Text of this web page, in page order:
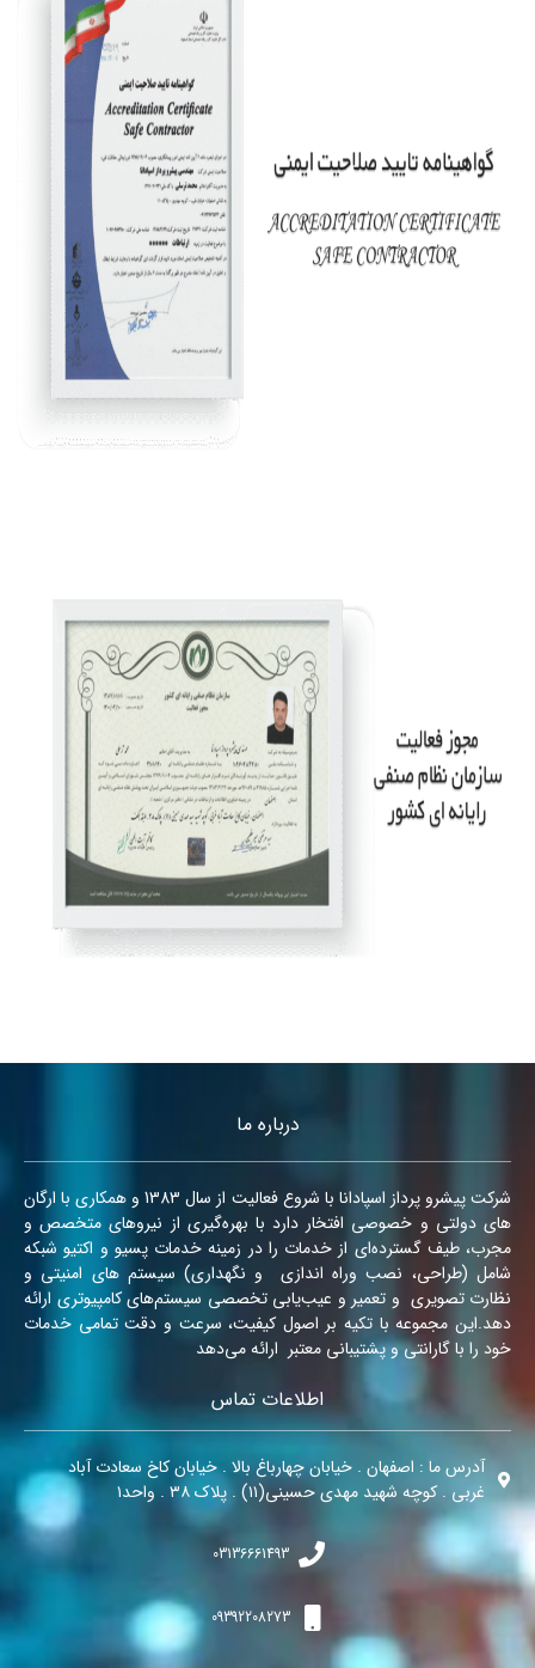
درباره ما
شرکت پیشرو پرداز اسپادانا با شروع فعالیت از سال 1383 و همکاری با ارگان
های دولتی و خصوصی افتخار دارد با بهره‌گیری از نیروهای متخصص و
مجرب، طیف گسترده‌ای از خدمات را در زمینه‌ خدمات پسیو و اکتیو شبکه
شامل (طراحی، نصب وراه اندازی و نگهداری) سیستم های امنیتی و
نظارت تصویری و تعمیر و عیب‌یابی تخصصی سیستم‌های کامپیوتری ارائه
دهد.این مجموعه با تکیه بر اصول کیفیت، سرعت و دقت تمامی خدمات
خود را با گارانتی و پشتیبانی معتبر ارائه می‌دهد
اطلاعات تماس
آدرس ما : اصفهان . خیابان چهارباغ بالا . خیابان کاخ سعادت آباد
غربی . کوچه شهید مهدی حسینی(۱۱) . پلاک ۳۸ . واحد۱
03136661493
09392208273